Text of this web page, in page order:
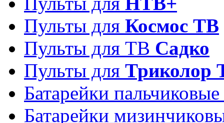
Пульты для Космос ТВ
Пульты для ТВ Садко
Пульты для Триколор
Батарейки
Батарейки